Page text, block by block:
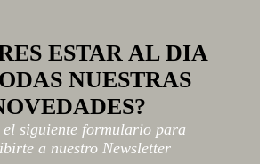
ESTAR AL DIA
NUESTRAS
el siguiente formulario para
a nuestro Newsletter